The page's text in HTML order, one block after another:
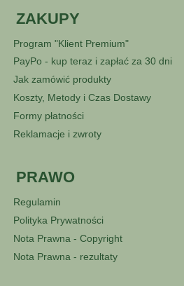
ZAKUPY
Program "Klient Premium"
PayPo - kup teraz i zapłać za 30 dni
Jak zamówić produkty
Koszty, Metody i Czas Dostawy
Formy płatności
Reklamacje i zwroty
PRAWO
Regulamin
Polityka Prywatności
Nota Prawna - Copyright
Nota Prawna - rezultaty